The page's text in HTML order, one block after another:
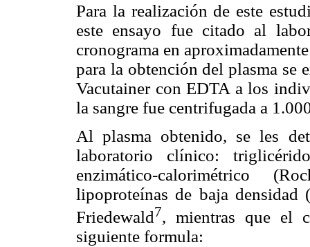
Para la realización de este
este ensayo fue citado al
cronograma en
para la obtención del plasma se
Vacutainer con EDTA a los
la sangre fue centrifugada a
Al plasma obtenido, se les
laboratorio clínico:
enzimático-calorimétrico
lipoproteínas de baja
Friedewald7, mientras que el
siguiente formula: